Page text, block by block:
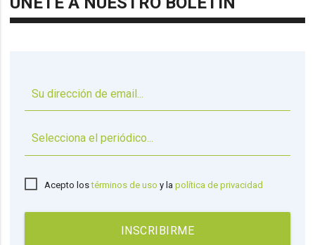
Acepto lostérminos de uso y lapolítica de privacidad
INSCRIBIRME